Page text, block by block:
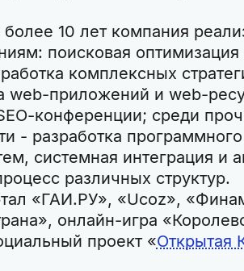
более 10 лет компания
поисковая оптимизация
комплексных
web-приложений и web-
конференции; среди
- разработка
системная интеграция и
различных структур.
«ГАИ.РУ», «Ucoz»,
онлайн-игра
проект «Открытая